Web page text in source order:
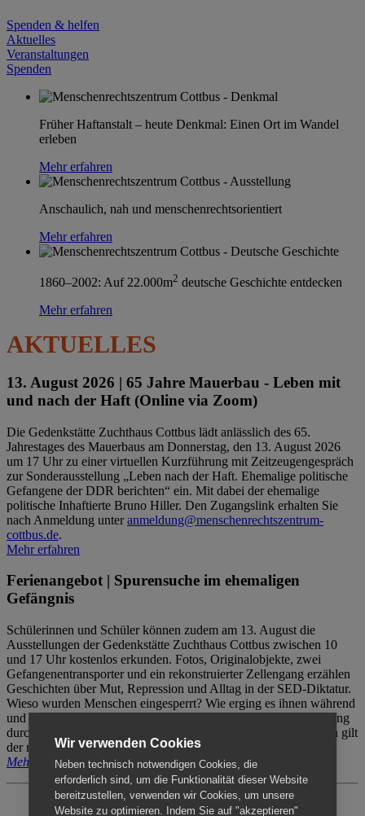
Spenden & helfen
Aktuelles
Veranstaltungen
Spenden
Früher Haftanstalt – heute Denkmal: Einen Ort im Wandel
erleben
Mehr erfahren
Anschaulich, nah und menschenrechtsorientiert
Mehr erfahren
1860–2002: Auf 22.000m2 deutsche Geschichte entdecken
Mehr erfahren
AKTUELLES
13. August 2026 | 65 Jahre Mauerbau - Leben mit
und nach der Haft (Online via Zoom)
Die Gedenkstätte Zuchthaus Cottbus lädt anlässlich des 65.
Jahrestages des Mauerbaus am Donnerstag, den 13. August 2026
um 17 Uhr zu einer virtuellen Kurzführung mit Zeitzeugengespräch
zur Sonderausstellung „Leben nach der Haft. Ehemalige politische
Gefangene der DDR berichten“ ein. Mit dabei der ehemalige
politische Inhaftierte Bruno Hiller. Den Zugangslink erhalten Sie
nach Anmeldung unteranmeldung@menschenrechtszentrum-
cottbus.de.
Mehr erfahren
Ferienangebot | Spurensuche im ehemaligen
Gefängnis
Schülerinnen und Schüler können zudem am 13. August die
Ausstellungen der Gedenkstätte Zuchthaus Cottbus zwischen 10
und 17 Uhr kostenlos erkunden. Fotos, Originalobjekte, zwei
Gefangenentransporter und ein rekonstruierter Zellengang erzählen
Geschichten über Mut, Repression und Alltag in der SED-Diktatur.
Wieso wurden Menschen eingesperrt? Wie erging es ihnen während
und nach der Haft? Der Besuch erfolgt individuell ohne Betreuung
durch das Menschenrechtszentrum Cottbus. Für Begleitpersonen gilt
der reguläre Eintritt (8€ / ermäßigt 5€).
Mehr erfahren
Wir verwenden Cookies
Neben technisch notwendigen Cookies, die
erforderlich sind, um die Funktionalität dieser Website
bereitzustellen, verwenden wir Cookies, um unsere
Website zu optimieren. Indem Sie auf "akzeptieren"